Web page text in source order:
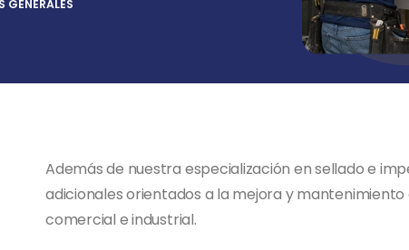
GENERALES
Además de nuestra especialización en sellado e
adicionales orientados a la mejora y
comercial e industrial.